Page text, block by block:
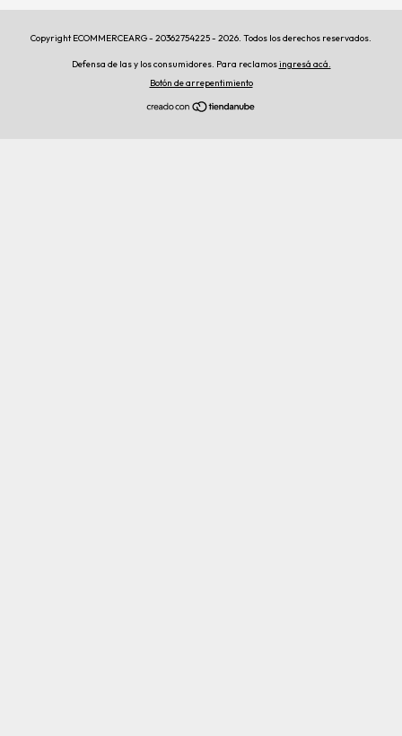
Copyright ECOMMERCEARG - 20362754225 - 2026. Todos los derechos reservados.
Defensa de las y los consumidores. Para reclamosingresá acá.
Botón de arrepentimiento